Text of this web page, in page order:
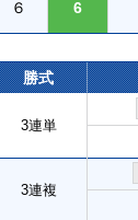
６ 6
勝式
3連単
3連複